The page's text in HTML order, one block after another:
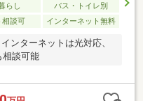
らし
バス・トイレ別
相談可 インターネット無料
ンターネットは光対応、
相談可能